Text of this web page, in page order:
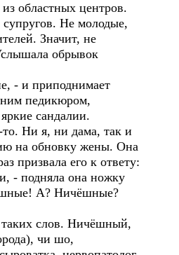
областных центров.
Не молодые,
Значит, не
обрывок
- и приподнимает
педикюром,
сандалии.
Ни я, ни дама, так и
на обновку жены. Она
призвала его к ответу:
- подняла она ножку
А? Ничёшные?
слов. Ничёшный,
чи шо,